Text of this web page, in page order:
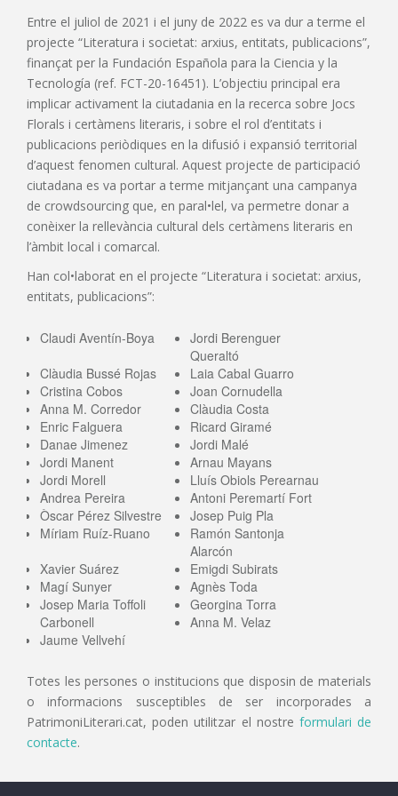
Entre el juliol de 2021 i el juny de 2022 es va dur a terme el
projecte “Literatura i societat: arxius, entitats, publicacions”,
finançat per la Fundación Española para la Ciencia y la
Tecnología (ref. FCT-20-16451). L’objectiu principal era
implicar activament la ciutadania en la recerca sobre Jocs
Florals i certàmens literaris, i sobre el rol d’entitats i
publicacions periòdiques en la difusió i expansió territorial
d’aquest fenomen cultural. Aquest projecte de participació
ciutadana es va portar a terme mitjançant una campanya
de crowdsourcing que, en paral•lel, va permetre donar a
conèixer la rellevància cultural dels certàmens literaris en
l’àmbit local i comarcal.
Han col•laborat en el projecte “Literatura i societat: arxius,
entitats, publicacions”:
Claudi Aventín-Boya
Jordi Berenguer
Queraltó
Clàudia Bussé Rojas
Laia Cabal Guarro
Cristina Cobos
Joan Cornudella
Anna M. Corredor
Clàudia Costa
Enric Falguera
Ricard Giramé
Danae Jimenez
Jordi Malé
Jordi Manent
Arnau Mayans
Jordi Morell
Lluís Obiols Perearnau
Andrea Pereira
Antoni Peremartí Fort
Òscar Pérez Silvestre
Josep Puig Pla
Míriam Ruíz-Ruano
Ramón Santonja
Alarcón
Xavier Suárez
Emigdi Subirats
Magí Sunyer
Agnès Toda
Josep Maria Toffoli
Carbonell
Georgina Torra
Anna M. Velaz
Jaume Vellvehí
Totes les persones o institucions que disposin de materials
o informacions susceptibles de ser incorporades a
PatrimoniLiterari.cat, poden utilitzar el nostre formulari de
contacte.